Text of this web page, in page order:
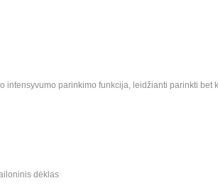
intensyvumo parinkimo funkcija, leidžianti parinkti
dėklas